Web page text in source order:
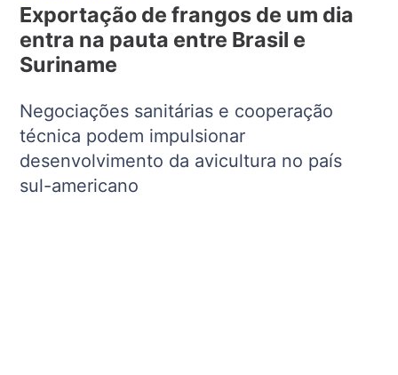
Exportação de frangos de um dia
entra na pauta entre Brasil e
Suriname
Negociações sanitárias e cooperação
técnica podem impulsionar
desenvolvimento da avicultura no país
sul-americano